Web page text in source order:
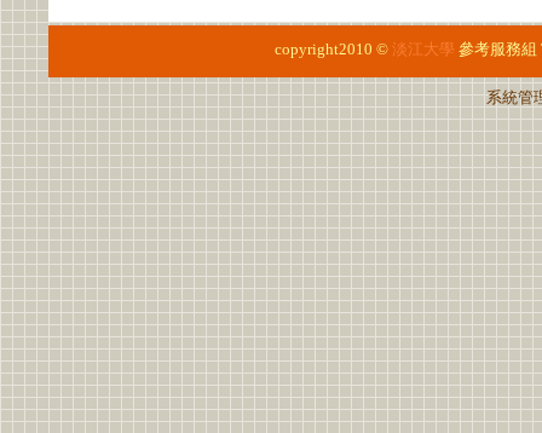
copyright2010 © 淡江大學 參考服務組
系統管